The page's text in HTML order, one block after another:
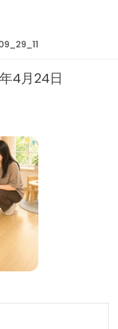
4月24日